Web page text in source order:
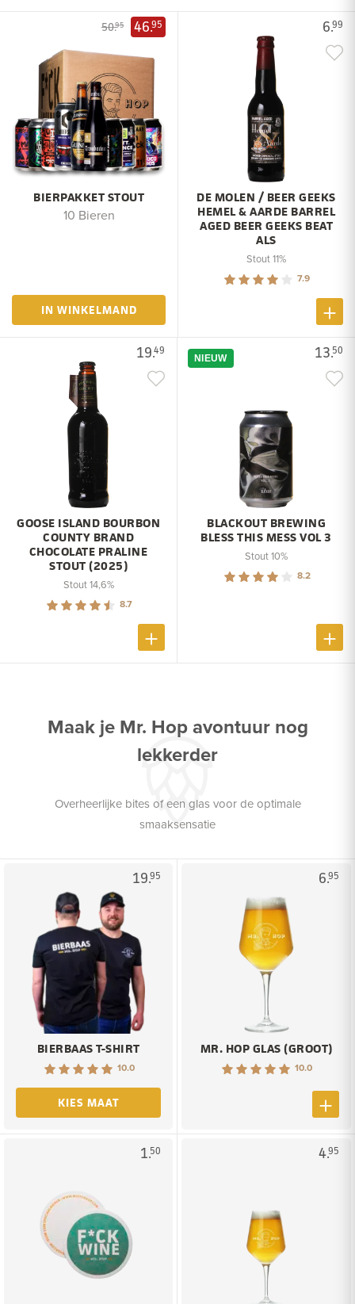
50.95 46.95
BIERPAKKET STOUT
10 Bieren
IN WINKELMAND
6.99
DE MOLEN / BEER GEEKS
HEMEL & AARDE BARREL
AGED BEER GEEKS BEAT
ALS
Stout 11%
7.9
19.49
GOOSE ISLAND BOURBON
COUNTY BRAND
CHOCOLATE PRALINE
STOUT (2025)
Stout 14,6%
8.7
13.50
NIEUW
BLACKOUT BREWING
BLESS THIS MESS VOL 3
Stout 10%
8.2
Maak je Mr. Hop avontuur nog
lekkerder
Overheerlijke bites of een glas voor de optimale
smaaksensatie
19.95
BIERBAAS T-SHIRT
10.0
KIES MAAT
6.95
MR. HOP GLAS (GROOT)
10.0
1.50 4.95